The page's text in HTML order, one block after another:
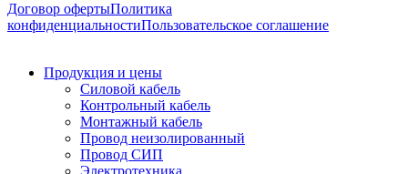
Договор офертыПолитика
конфиденциальностиПользовательское соглашение
Продукция и цены
Силовой кабель
Контрольный кабель
Монтажный кабель
Провод неизолированный
Провод СИП